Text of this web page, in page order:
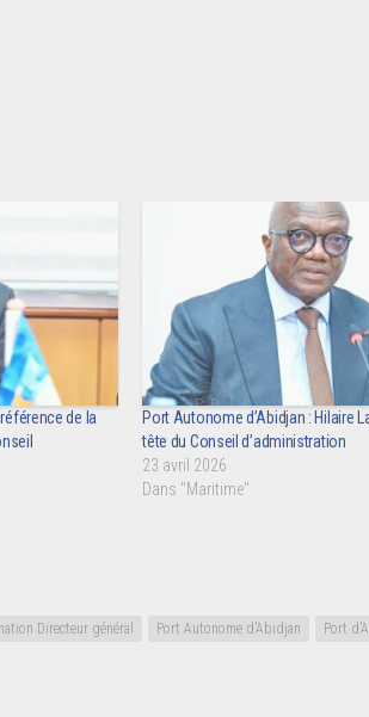
de la
Port Autonome d’Abidjan : Hilaire
tête du Conseil d’administration
23 avril 2026
Dans "Maritime"
Directeur général Port Autonome d’Abidjan
Port